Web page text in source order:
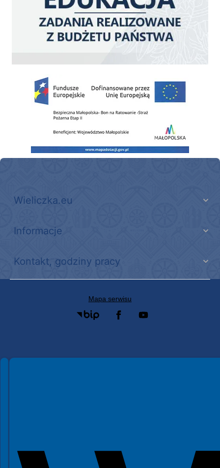
Zakup fabrycznie nowego, średniego samochodu ratowniczo-gaśniczego z
Wieliczka.eu
Informacje
Kontakt, godziny pracy
Mapa serwisu
Spełniamy standardy WCAG 2.2
Spełniamy standardy W3C